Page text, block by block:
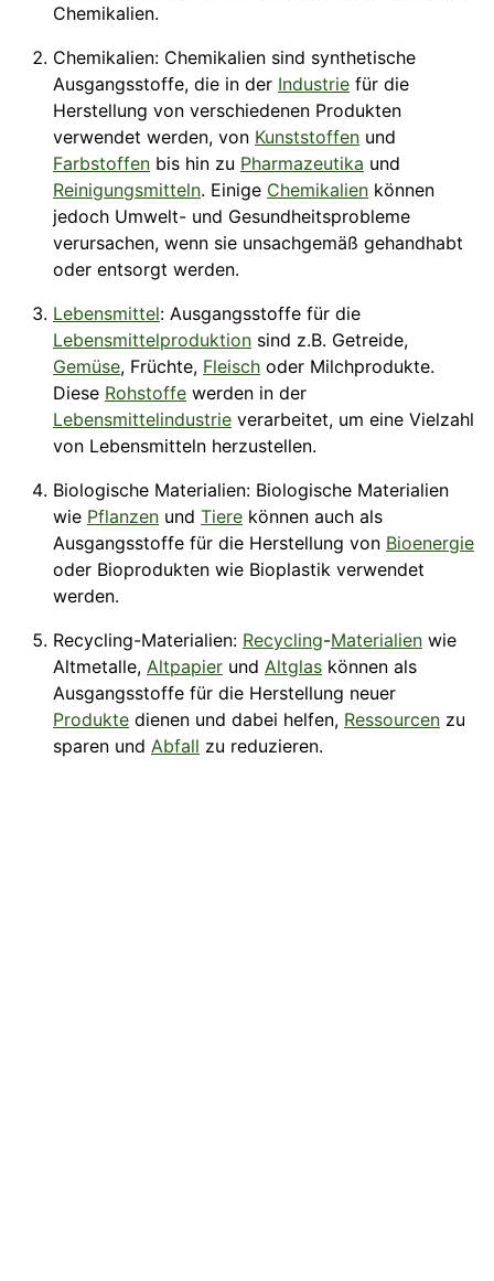
Chemikalien.
Chemikalien: Chemikalien sind synthetische
Ausgangsstoffe, die in der Industrie für die
Herstellung von verschiedenen Produkten
verwendet werden, von Kunststoffen und
Farbstoffen bis hin zu Pharmazeutika und
Reinigungsmitteln. Einige Chemikalien können
jedoch Umwelt- und Gesundheitsprobleme
verursachen, wenn sie unsachgemäß gehandhabt
oder entsorgt werden.
Lebensmittel: Ausgangsstoffe für die
Lebensmittelproduktion sind z.B. Getreide,
Gemüse, Früchte, Fleisch oder Milchprodukte.
Diese Rohstoffe werden in der
Lebensmittelindustrie verarbeitet, um eine Vielzahl
von Lebensmitteln herzustellen.
Biologische Materialien: Biologische Materialien
wie Pflanzen und Tiere können auch als
Ausgangsstoffe für die Herstellung von Bioenergie
oder Bioprodukten wie Bioplastik verwendet
werden.
Recycling-Materialien: Recycling-Materialien wie
Altmetalle, Altpapier und Altglas können als
Ausgangsstoffe für die Herstellung neuer
Produkte dienen und dabei helfen, Ressourcen zu
sparen und Abfall zu reduzieren.